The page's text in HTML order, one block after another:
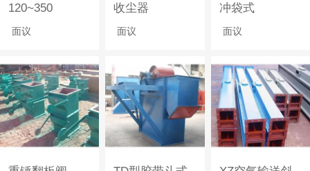
120~350
面议
收尘器
面议
冲袋式
面议